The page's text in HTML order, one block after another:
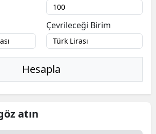
Çevrileceği Birim
Hesapla
atın